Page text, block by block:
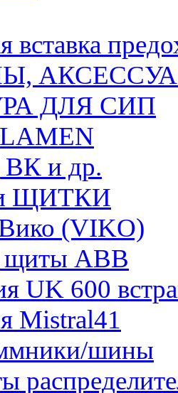
вставка
ДЛЯ СИП
ВК и др.
ЩИТКИ
(VIKO)
щиты ABB
UK 600
Mistral41
шины